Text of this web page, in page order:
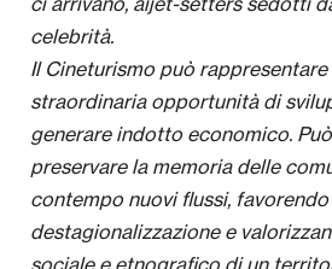
celebrità.
Il Cineturismo può rappresentare
straordinaria opportunità di
generare indotto economico.
preservare la memoria delle
contempo nuovi flussi, favorendo
destagionalizzazione e
sociale e etnografico di un